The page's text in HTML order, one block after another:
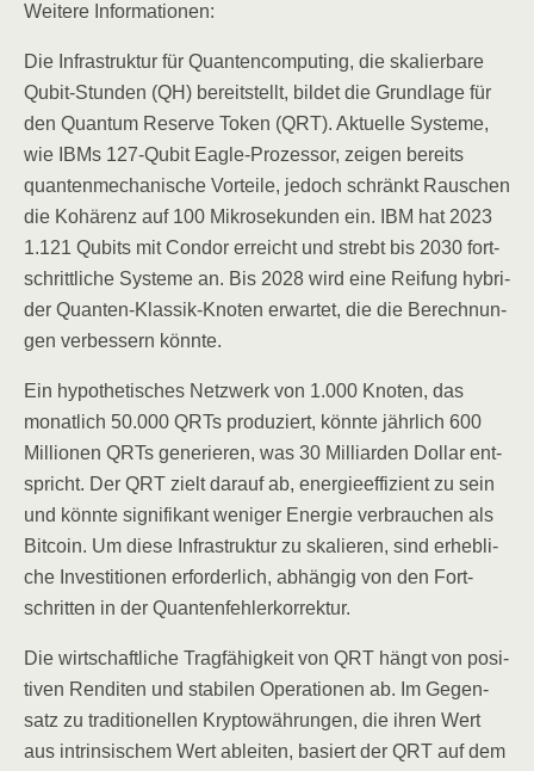
Wei­te­re Informationen:
Die Infra­struk­tur für Quan­ten­com­pu­ting, die ska­lier­ba­re
Qubit-Stun­den (QH) bereit­stellt, bil­det die Grund­la­ge für
den Quan­tum Reser­ve Token (QRT). Aktu­el­le Sys­te­me,
wie IBMs 127-Qubit Eagle-Pro­zes­sor, zei­gen bereits
quan­ten­me­cha­ni­sche Vor­tei­le, jedoch schränkt Rau­schen
die Kohä­renz auf 100 Mikro­se­kun­den ein. IBM hat 2023
1.121 Qubits mit Con­dor erreicht und strebt bis 2030 fort­
schritt­li­che Sys­te­me an. Bis 2028 wird eine Rei­fung hybri­
der Quan­ten-Klas­sik-Kno­ten erwar­tet, die die Berech­nun­
gen ver­bes­sern könnte.
Ein hypo­the­ti­sches Netz­werk von 1.000 Kno­ten, das
monat­lich 50.000 QRTs pro­du­ziert, könn­te jähr­lich 600
Mil­lio­nen QRTs gene­rie­ren, was 30 Mil­li­ar­den Dol­lar ent­
spricht. Der QRT zielt dar­auf ab, ener­gie­ef­fi­zi­ent zu sein
und könn­te signi­fi­kant weni­ger Ener­gie ver­brau­chen als
Bit­co­in. Um die­se Infra­struk­tur zu ska­lie­ren, sind erheb­li­
che Inves­ti­tio­nen erfor­der­lich, abhän­gig von den Fort­
schrit­ten in der Quantenfehlerkorrektur.
Die wirt­schaft­li­che Trag­fä­hig­keit von QRT hängt von posi­
ti­ven Ren­di­ten und sta­bi­len Ope­ra­tio­nen ab. Im Gegen­
satz zu tra­di­tio­nel­len Kryp­to­wäh­run­gen, die ihren Wert
aus intrin­si­schem Wert ablei­ten, basiert der QRT auf dem